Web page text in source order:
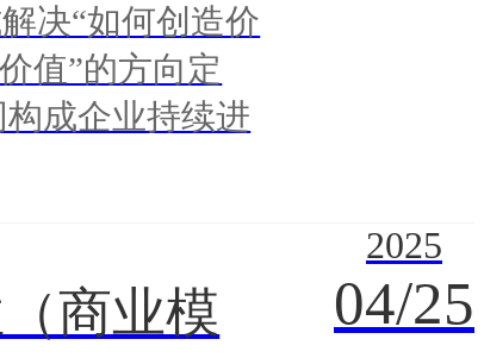
决“如何创造价
值”的方向定
成企业持续进
商业模
2025
04/25